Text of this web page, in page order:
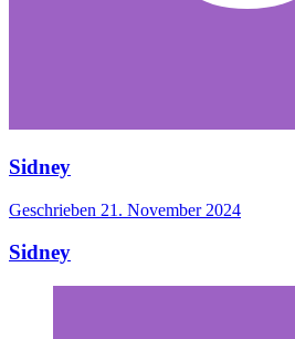
Sidney
Geschrieben 21. November 2024
Sidney